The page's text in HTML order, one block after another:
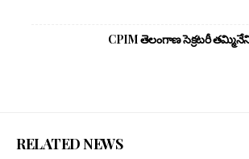
CPIM తెలంగాణ సెక్రటరీ
RELATED NEWS